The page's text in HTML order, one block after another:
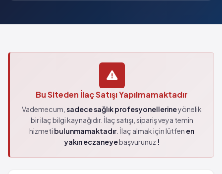
Bu Siteden İlaç Satışı Yapılmamaktadır
Vademecum, sadece sağlık profesyonellerineyönelik
bir ilaç bilgi kaynağıdır. İlaç satışı, sipariş veya temin
hizmeti bulunmamaktadır. İlaç almak için lütfen en
yakın eczaneyebaşvurunuz !